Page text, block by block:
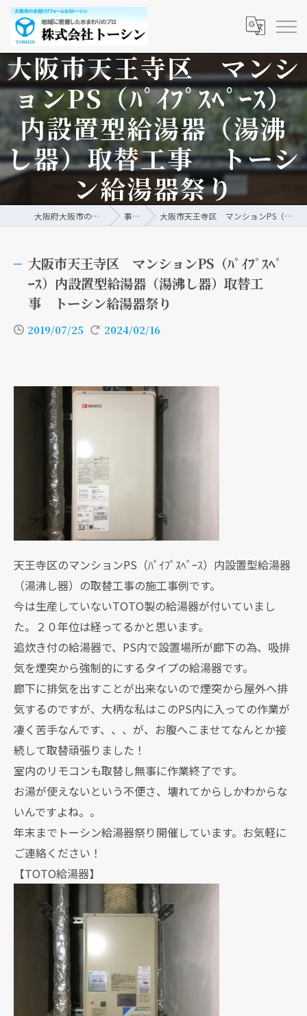
大阪市天王寺区 マンシ
ョンPS（ﾊﾟｲﾌﾟｽﾍﾟｰｽ）
内設置型給湯器（湯沸
し器）取替工事 トーシ
ン給湯器祭り
大阪府大阪市の水回りリフォームなら株式会社トーシン 事例/ブログ 大阪市天王寺区 マンションPS（ﾊﾟｲﾌﾟｽﾍﾟｰｽ）内設置型給湯器（湯沸し器）取替工事 トーシン給湯器祭り
大阪市天王寺区 マンションPS（ﾊﾟｲﾌﾟｽﾍﾟ
ｰｽ）内設置型給湯器（湯沸し器）取替工
事 トーシン給湯器祭り
2019/07/25 2024/02/16
天王寺区のマンションPS（ﾊﾟｲﾌﾟｽﾍﾟｰｽ）内設置型給湯器
（湯沸し器）の取替工事の施工事例です。
今は生産していないTOTO製の給湯器が付いていまし
た。２０年位は経ってるかと思います。
追炊き付の給湯器で、PS内で設置場所が廊下の為、吸排
気を煙突から強制的にするタイプの給湯器です。
廊下に排気を出すことが出来ないので煙突から屋外へ排
気するのですが、大柄な私はこのPS内に入っての作業が
凄く苦手なんです、、、が、お腹へこませてなんとか接
続して取替頑張りました！
室内のリモコンも取替し無事に作業終了です。
お湯が使えないという不便さ、壊れてからしかわからな
いんですよね。。
年末までトーシン給湯器祭り開催しています。お気軽に
ご連絡ください！
【TOTO給湯器】